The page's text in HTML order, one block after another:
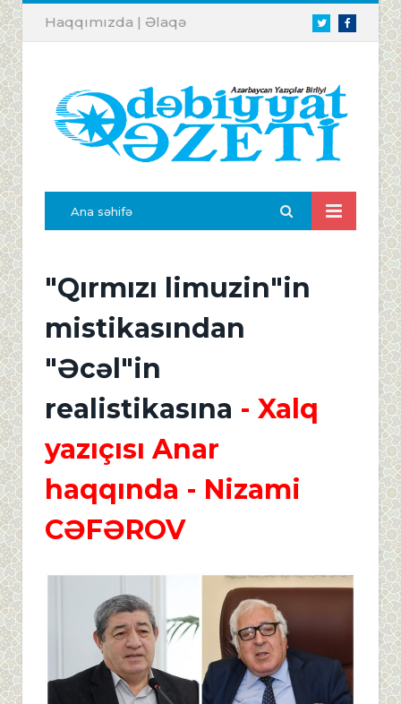
TwitterFacebook
Haqqımızda | Əlaqə
Ana səhifə
"Qırmızı limuzin"in
mistikasından
"Əcəl"in
realistikasına - Xalq
yazıçısı Anar
haqqında - Nizami
CƏFƏROV